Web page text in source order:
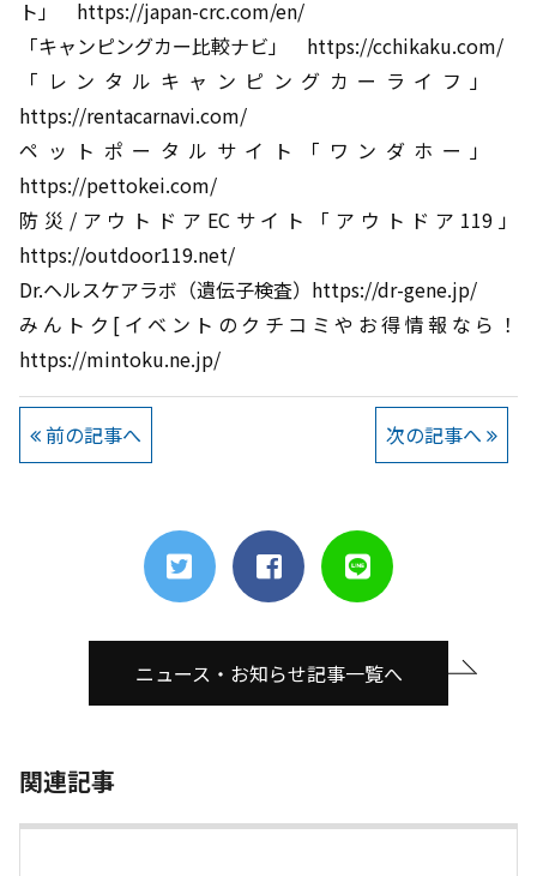
ト」 https://japan-crc.com/en/
「キャンピングカー比較ナビ」 https://cchikaku.com/
「レンタルキャンピングカーライフ」
https://rentacarnavi.com/
ペットポータルサイト「ワンダホー」
https://pettokei.com/
防災/アウトドアECサイト「アウトドア119」
https://outdoor119.net/
Dr.ヘルスケアラボ（遺伝子検査）https://dr-gene.jp/
みんトク[イベントのクチコミやお得情報なら！
https://mintoku.ne.jp/
前の記事へ 次の記事へ
ニュース・お知らせ記事一覧へ
関連記事